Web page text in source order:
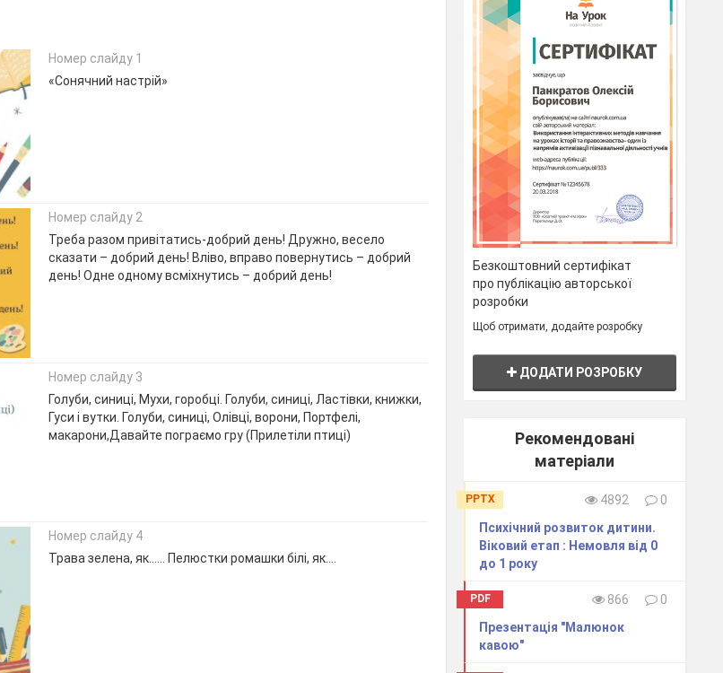
Номер слайду 1
«Сонячний настрій»
Номер слайду 2
Треба разом привітатись-добрий день! Дружно, весело
сказати – добрий день! Вліво, вправо повернутись – добрий
день! Одне одному всміхнутись – добрий день!
Номер слайду 3
Голуби, синиці, Мухи, горобці. Голуби, синиці, Ластівки, книжки,
Гуси і вутки. Голуби, синиці, Олівці, ворони, Портфелі,
макарони,Давайте пограємо гру (Прилетіли птиці)
Номер слайду 4
Трава зелена, як…… Пелюстки ромашки білі, як….
Безкоштовний сертифікат
про публікацію авторської
розробки
Щоб отримати, додайте розробку
ДОДАТИ РОЗРОБКУ
Рекомендовані
матеріали
PPTX 4892
0
Психічний розвиток дитини.
Віковий етап : Немовля від 0
до 1 року
PDF 866
0
Презентація "Малюнок
кавою"